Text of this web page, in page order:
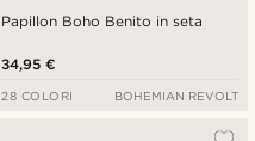
Papillon Boho Benito in seta
34,95 €
28 COLORI BOHEMIAN REVOLT